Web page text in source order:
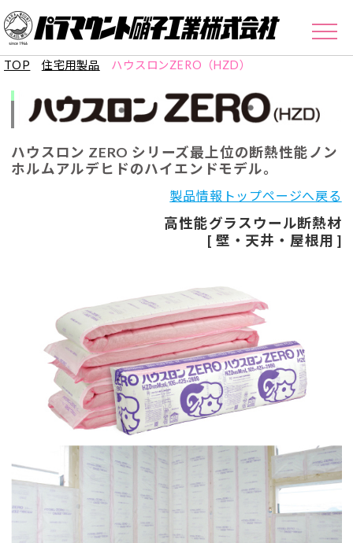
TOP 住宅用製品 ハウスロンZERO（HZD）
ハウスロン ZERO シリーズ最上位の断熱性能ノン
ホルムアルデヒドのハイエンドモデル。
製品情報トップページへ戻る
高性能グラスウール断熱材
[ 壁・天井・屋根用 ]